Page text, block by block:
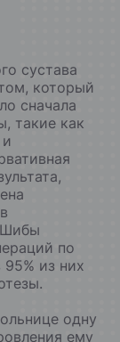
сустава
который
сначала
такие как
по
95% из них
одну
ему